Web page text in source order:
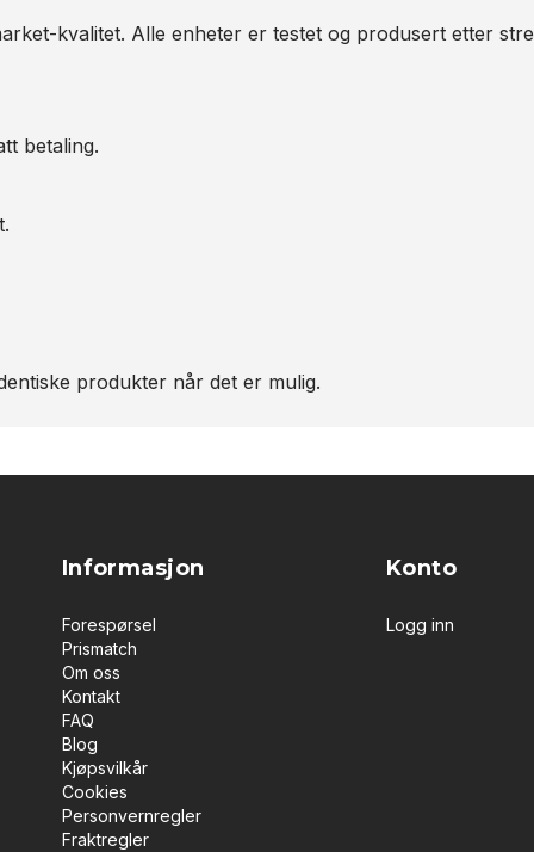
kvalitet. Alle enheter er testet og produsert etter
betaling.
produkter når det er mulig.
Informasjon
Forespørsel
Prismatch
Om oss
Kontakt
FAQ
Blog
Kjøpsvilkår
Cookies
Personvernregler
Fraktregler
Konto
Logg inn